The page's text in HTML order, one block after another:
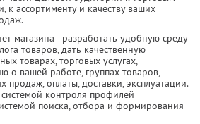
к ассортименту и качеству ваших
магазина - разработать удобную среду
товаров, дать качественную
товарах, торговых услугах,
о вашей работе, группах товаров,
продаж, оплаты, доставки, эксплуатации.
контроля профилей
поиска, отбора и формирования